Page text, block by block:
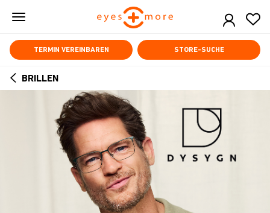
Skip
content
TERMIN VEREINBAREN STORE-SUCHE
ARROW
BRILLEN